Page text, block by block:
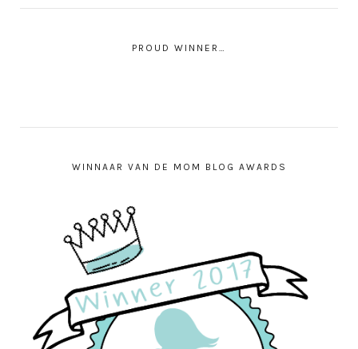
PROUD WINNER…
WINNAAR VAN DE MOM BLOG AWARDS